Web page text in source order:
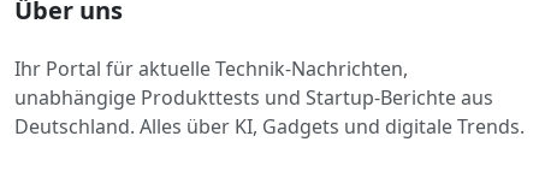
Über uns
Ihr Portal für aktuelle Technik-Nachrichten,
unabhängige Produkttests und Startup-Berichte aus
Deutschland. Alles über KI, Gadgets und digitale Trends.